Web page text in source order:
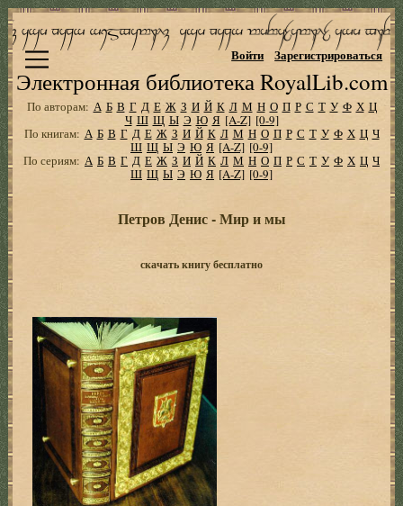
Электронная библиотека RoyalLib.com
Войти Зарегистрироваться
По авторам: А Б В Г Д Е Ж З И Й К Л М Н О П Р С Т У Ф Х Ц
Ч Ш Щ Ы Э Ю Я [A-Z] [0-9]
По книгам: А Б В Г Д Е Ж З И Й К Л М Н О П Р С Т У Ф Х Ц Ч
Ш Щ Ы Э Ю Я [A-Z] [0-9]
По сериям: А Б В Г Д Е Ж З И Й К Л М Н О П Р С Т У Ф Х Ц Ч
Ш Щ Ы Э Ю Я [A-Z] [0-9]
Петров Денис - Мир и мы
скачать книгу бесплатно